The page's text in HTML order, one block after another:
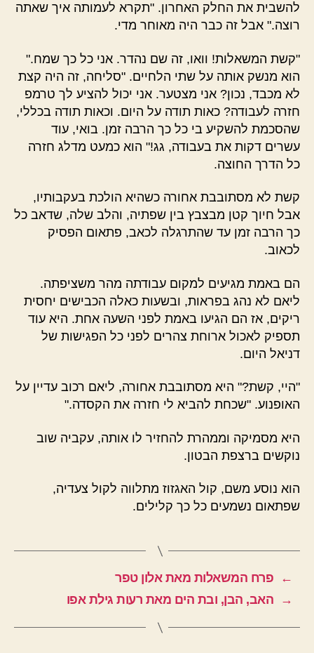
להשבית את החלק האחרון. "תקרא לעמותה איך שאתה
רוצה." אבל זה כבר היה מאוחר מדי.
"קשת המשאלות! וואו, זה שם נהדר. אני כל כך שמח."
הוא מנשק אותה על שתי הלחיים. "סליחה, זה היה קצת
לא מכבד, נכון? אני מצטער. אני יכול להציע לך טרמפ
חזרה לעבודה? כאות תודה על היום. וכאות תודה בכללי,
שהסכמת להשקיע בי כל כך הרבה זמן. בואי, עוד
עשרים דקות את בעבודה, גג!" הוא כמעט מדלג חזרה
כל הדרך החוצה.
קשת לא מסתובבת אחורה כשהיא הולכת בעקבותיו,
אבל חיוך קטן מבצבץ בין שפתיה, והלב שלה, שדאב כל
כך הרבה זמן עד שהתרגלה לכאב, פתאום הפסיק
לכאוב.
הם באמת מגיעים למקום עבודתה מהר משציפתה.
ליאם לא נהג בפראות, ובשעות כאלה הכבישים יחסית
ריקים, אז הם הגיעו באמת לפני השעה אחת. היא עוד
תספיק לאכול ארוחת צהרים לפני כל הפגישות של
דניאל היום.
"היי, קשת?" היא מסתובבת אחורה, ליאם רכוב עדיין על
האופנוע. "שכחת להביא לי חזרה את הקסדה."
היא מסמיקה וממהרת להחזיר לו אותה, עקביה שוב
נוקשים ברצפת הבטון.
הוא נוסע משם, קול האגזוז מתלווה לקול צעדיה,
שפתאום נשמעים כל כך קלילים.
←
פרח המשאלות מאת אלון טפר
→
האב, הבן, ובת הים מאת רעות גילת אפו